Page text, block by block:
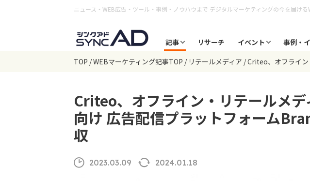
ニュース・WEB広告・ツール・事例・ノウハウまで デジタルマーケティングの今を届ける
記事 リサーチ イベント 事例・
TOP WEBマーケティング記事TOP リテールメディア Criteo、オフライ
Criteo、オフライン・リテールメデ
向け 広告配信プラットフォーム
収
2023.03.09 2024.01.18